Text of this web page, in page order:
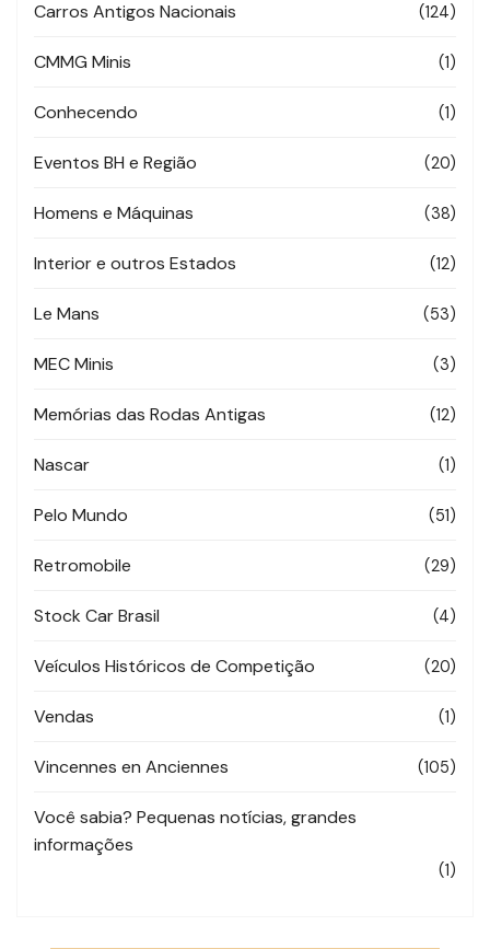
Carros Antigos Nacionais (124)
CMMG Minis (1)
Conhecendo (1)
Eventos BH e Região (20)
Homens e Máquinas (38)
Interior e outros Estados (12)
Le Mans (53)
MEC Minis (3)
Memórias das Rodas Antigas (12)
Nascar (1)
Pelo Mundo (51)
Retromobile (29)
Stock Car Brasil (4)
Veículos Históricos de Competição (20)
Vendas (1)
Vincennes en Anciennes (105)
Você sabia? Pequenas notícias, grandes
informações
(1)